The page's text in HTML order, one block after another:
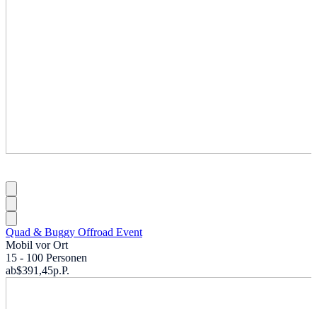
Quad & Buggy Offroad Event
Mobil vor Ort
15 - 100 Personen
ab$391,45p.P.